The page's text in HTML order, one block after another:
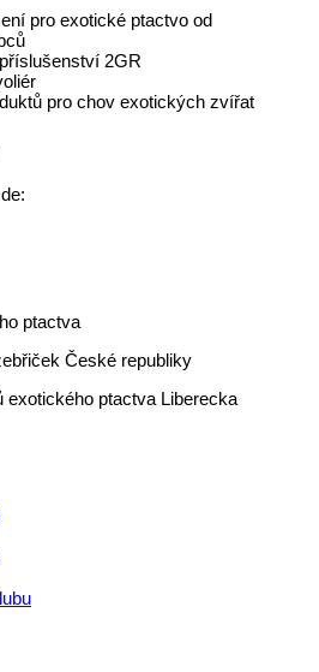
pro exotické ptactvo od
2GR
pro chov exotických zvířat
ptactva
České republiky
exotického ptactva Liberecka